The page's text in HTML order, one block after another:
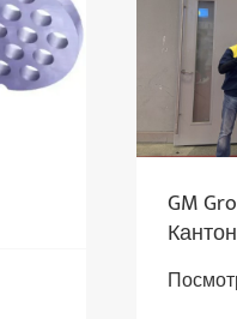
GM